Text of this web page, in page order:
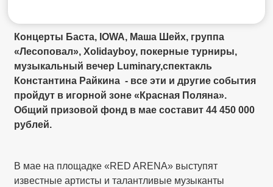
Концерты Баста, IOWA, Маша Шейх, группа
«Лесоповал», Xolidayboy, покерные турниры,
музыкальный вечер Luminary,спектакль
Константина Райкина - все эти и другие события
пройдут в игорной зоне «Красная Поляна».
Общий призовой фонд в мае составит 44 450 000
рублей.
В мае на площадке «RED ARENA» выступят
известные артисты и талантливые музыканты